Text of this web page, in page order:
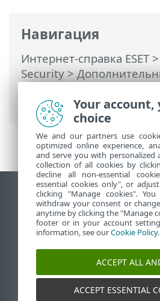
Навигация
Интернет-справка ESET>
Security>
Контроль микрофона
Использовать сайт для
End of Life
База знаний ESET
ESET Status Portal
Региональная поддержка
Your account,
choice
We and our partners use
optimized online experience,
and serve you with personalized
collection of all cookies by
decline all non-essential
essential cookies only", or
clicking "Manage cookies".
withdraw your consent or
anytime by clicking the "Manage
footer or in your account
information, see ourCookie Policy.
ACCEPT ALL
ACCEPT ESSENTIAL